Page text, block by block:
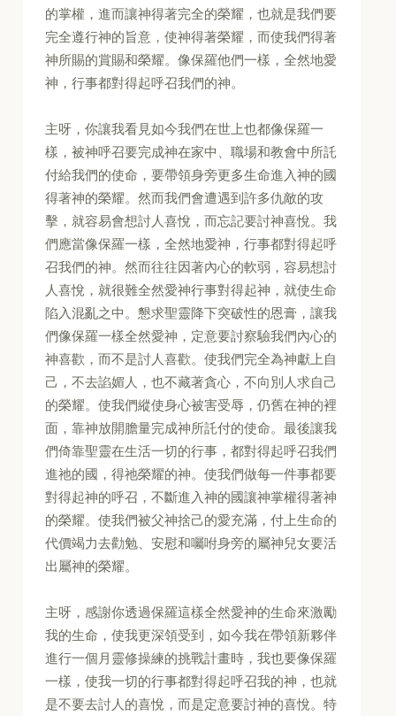
的掌權，進而讓神得著完全的榮耀，也就是我們要
完全遵行神的旨意，使神得著榮耀，而使我們得著
神所賜的賞賜和榮耀。像保羅他們一樣，全然地愛
神，行事都對得起呼召我們的神。
主呀，你讓我看見如今我們在世上也都像保羅一
樣，被神呼召要完成神在家中、職場和教會中所託
付給我們的使命，要帶領身旁更多生命進入神的國
得著神的榮耀。然而我們會遭遇到許多仇敵的攻
擊，就容易會想討人喜悅，而忘記要討神喜悅。我
們應當像保羅一樣，全然地愛神，行事都對得起呼
召我們的神。然而往往因著內心的軟弱，容易想討
人喜悅，就很難全然愛神行事對得起神，就使生命
陷入混亂之中。懇求聖靈降下突破性的恩膏，讓我
們像保羅一樣全然愛神，定意要討察驗我們內心的
神喜歡，而不是討人喜歡。使我們完全為神獻上自
己，不去諂媚人，也不藏著貪心，不向別人求自己
的榮耀。使我們縱使身心被害受辱，仍舊在神的裡
面，靠神放開膽量完成神所託付的使命。最後讓我
們倚靠聖靈在生活一切的行事，都對得起呼召我們
進祂的國，得祂榮耀的神。使我們做每一件事都要
對得起神的呼召，不斷進入神的國讓神掌權得著神
的榮耀。使我們被父神捨己的愛充滿，付上生命的
代價竭力去勸勉、安慰和囑咐身旁的屬神兒女要活
出屬神的榮耀。
主呀，感謝你透過保羅這樣全然愛神的生命來激勵
我的生命，使我更深領受到，如今我在帶領新夥伴
進行一個月靈修操練的挑戰計畫時，我也要像保羅
一樣，使我一切的行事都對得起呼召我的神，也就
是不要去討人的喜悅，而是定意要討神的喜悅。特